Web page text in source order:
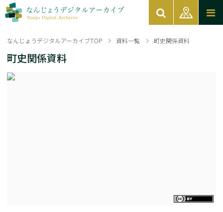
なんじょうデジタルアーカイブTOP 資料一覧 町史関係資料
町史関係資料